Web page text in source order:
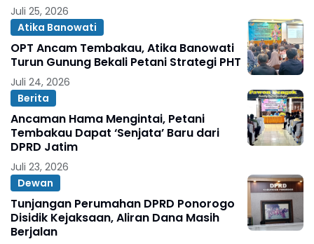
Juli 25, 2026
Atika Banowati
OPT Ancam Tembakau, Atika Banowati
Turun Gunung Bekali Petani Strategi PHT
Juli 24, 2026
Berita
Ancaman Hama Mengintai, Petani
Tembakau Dapat ‘Senjata’ Baru dari
DPRD Jatim
Juli 23, 2026
Dewan
Tunjangan Perumahan DPRD Ponorogo
Disidik Kejaksaan, Aliran Dana Masih
Berjalan